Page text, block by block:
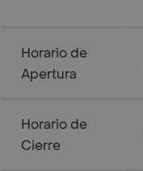
Horario de
Apertura
Horario de
Cierre